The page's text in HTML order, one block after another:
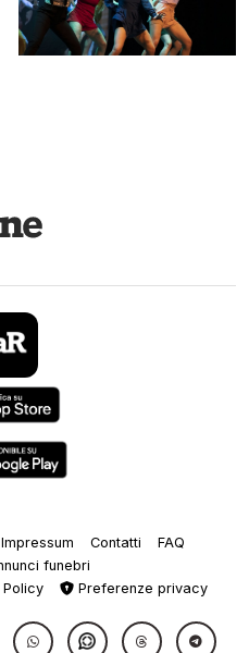
Impressum Contatti
FAQ
funebri
Preferenze privacy